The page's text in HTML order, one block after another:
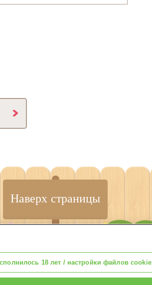
Наверх страницы
18 лет / настройки файлов cookie